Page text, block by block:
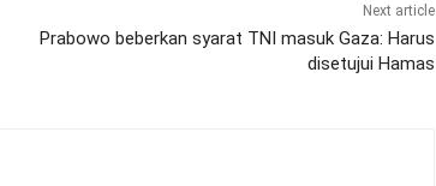
Next article
Prabowo beberkan syarat TNI masuk Gaza: Harus
disetujui Hamas